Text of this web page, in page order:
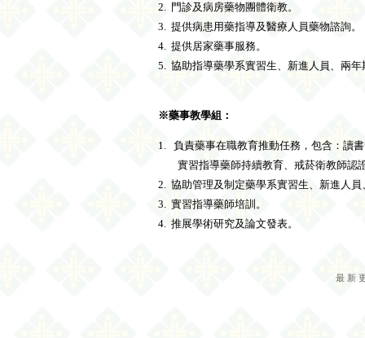
2. 門診及病房藥物團體衛教。
3. 提供病患用藥指導及醫療人員藥物諮詢。
4. 提供居家藥事服務。
5. 協助指導藥學系實習生、新進人員、兩
※藥事教學組：
1.
負責藥事在職教育推動任務，包含：讀
實習指導藥師持續教育、戒菸衛教師認
2. 協助管理及制定藥學系實習生、新進人
3. 實習指導藥師培訓。
4. 推展學術研究及論文發表。
最新